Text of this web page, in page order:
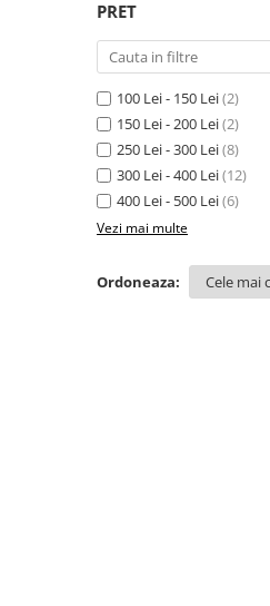
Cutii Clasice CO5 (BAX)
Cutii Cofetarie/ Patiserie
Cutii Prajituri Blank
Cutii Prajituri cu Display
Cutii Prajituri Generic
Cutii Tort Blank
Cutii Tort Generic
Sacose Plastic
PRET
100 Lei - 150 Lei(2)
150 Lei - 200 Lei(2)
250 Lei - 300 Lei(8)
300 Lei - 400 Lei(12)
400 Lei - 500 Lei(6)
Vezi mai multe
Ordoneaza: